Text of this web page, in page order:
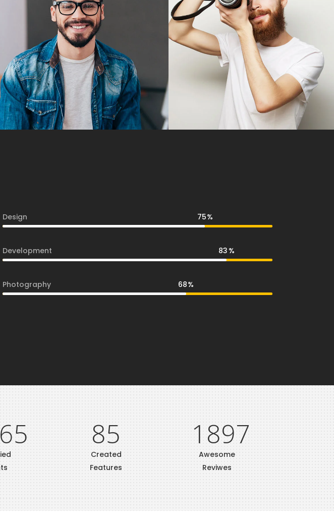
NATHANIEL EVANS
Designer
Alienum phaedrum torquatos
nec eu, vis detraxit periculis ex,
nihil expetendis in mei. Mei an
RUPERT DRISCOLL
Photographer
Alienum phaedrum torquatos
nec eu, vis detraxit periculis ex,
nihil expetendis in mei. Mei an
Design 75
Development 83
Photography 68
85
Created
Features
1897
Awesome
Reviwes